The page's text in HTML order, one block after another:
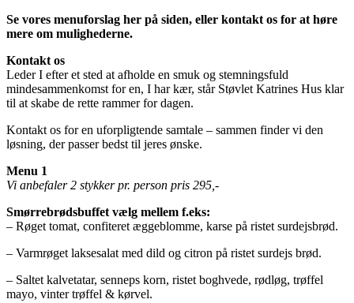
Se vores menuforslag her på siden, eller kontakt os for at høre
mere om mulighederne.
Kontakt os
Leder I efter et sted at afholde en smuk og stemningsfuld
mindesammenkomst for en, I har kær, står Støvlet Katrines Hus klar
til at skabe de rette rammer for dagen.
Kontakt os for en uforpligtende samtale – sammen finder vi den
løsning, der passer bedst til jeres ønske.
Menu 1
Vi anbefaler 2 stykker pr. person pris 295,-
Smørrebrødsbuffet vælg mellem f.eks:
– Røget tomat, confiteret æggeblomme, karse på ristet surdejsbrød.
– Varmrøget laksesalat med dild og citron på ristet surdejs brød.
– Saltet kalvetatar, senneps korn, ristet boghvede, rødløg, trøffel
mayo, vinter trøffel & kørvel.